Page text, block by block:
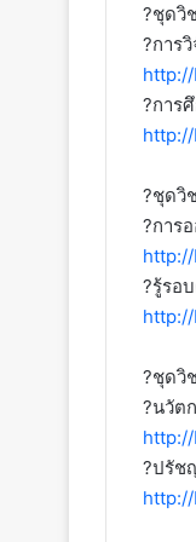
?ชุดวิ
?การ
?การ
http://
?ชุดวิ
?การ
?รู้รอ
?ชุดวิ
?นวัต
?ปรัช